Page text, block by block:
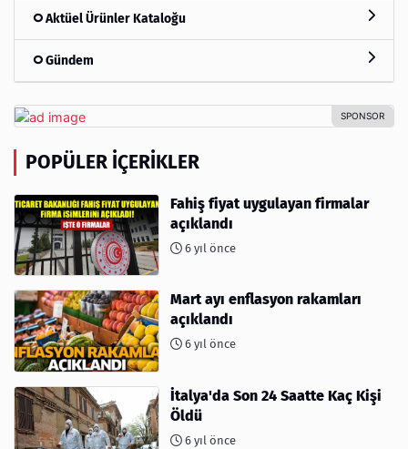
Aktüel Ürünler Kataloğu
Gündem
POPÜLER İÇERIKLER
Fahiş fiyat uygulayan firmalar
açıklandı
6 yıl önce
Mart ayı enflasyon rakamları
açıklandı
6 yıl önce
İtalya'da Son 24 Saatte Kaç Kişi
Öldü
6 yıl önce